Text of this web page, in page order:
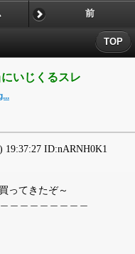
TOP
前
いじくるスレ
19:37:27 ID:nARNH0K1
￣￣￣￣￣
きたぞ～
＿＿＿＿＿